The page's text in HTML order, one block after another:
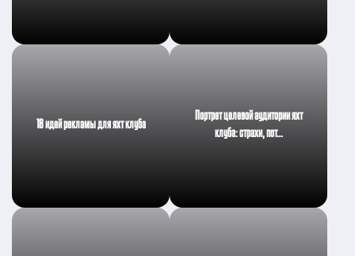
18 идей рекламы для яхт клуба
Портрет целевой аудитории яхт
клуба: страхи, пот…